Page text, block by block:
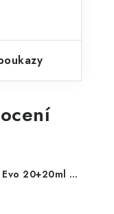
Gyeon Q2 View Evo 20+20ml nanopovlak na okna